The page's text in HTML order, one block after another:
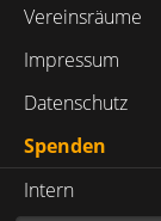
Vereinsräume
Impressum
Datenschutz
Spenden
Intern